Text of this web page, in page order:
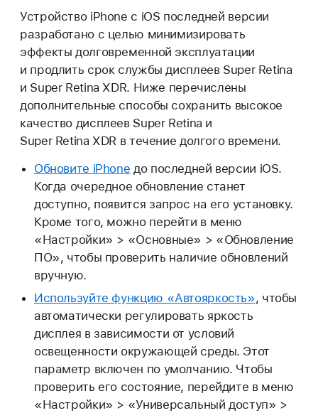
Устройство iPhone с iOS последней версии
разработано с целью минимизировать
эффекты долговременной эксплуатации
и продлить срок службы дисплеев Super Retina
и Super Retina XDR. Ниже перечислены
дополнительные способы сохранить высокое
качество дисплеев Super Retina и
Super Retina XDR в течение долгого времени.
Обновите iPhone до последней версии iOS.
Когда очередное обновление станет
доступно, появится запрос на его установку.
Кроме того, можно перейти в меню
«Настройки» > «Основные» > «Обновление
ПО», чтобы проверить наличие обновлений
вручную.
Используйте функцию «Автояркость», чтобы
автоматически регулировать яркость
дисплея в зависимости от условий
освещенности окружающей среды. Этот
параметр включен по умолчанию. Чтобы
проверить его состояние, перейдите в меню
«Настройки» > «Универсальный доступ» >